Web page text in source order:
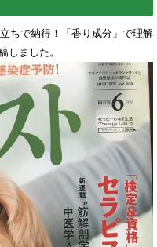
ちで納得！「香り成分」で理解
しました。